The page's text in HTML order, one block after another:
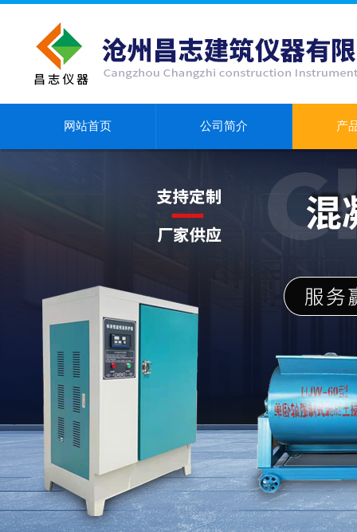
网站首页 公司简介 产